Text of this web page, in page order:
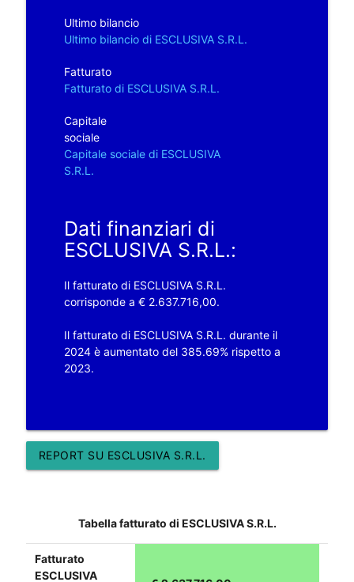
Ultimo bilancio
Ultimo bilancio di ESCLUSIVA S.R.L.
Fatturato
Fatturato di ESCLUSIVA S.R.L.
Capitale
sociale
Capitale sociale di ESCLUSIVA
S.R.L.
Dati finanziari di
ESCLUSIVA S.R.L.:
Il fatturato di ESCLUSIVA S.R.L.
corrisponde a € 2.637.716,00.
Il fatturato di ESCLUSIVA S.R.L. durante il
2024 è aumentato del 385.69% rispetto a
2023.
REPORT SU ESCLUSIVA S.R.L.
Tabella fatturato di ESCLUSIVA S.R.L.
Fatturato
ESCLUSIVA